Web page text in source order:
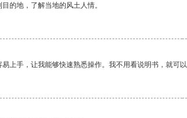
的地，了解当地的风土人情。
上手，让我能够快速熟悉操作。我不用看说明书，就可以